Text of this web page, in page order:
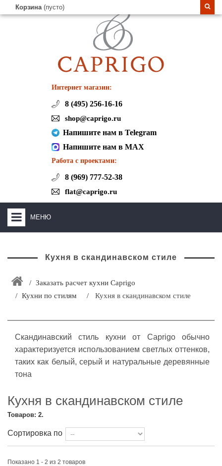
Корзина (пусто)
Интернет магазин:
8 (495) 256-16-16
shop@caprigo.ru
Напишите нам в Telegram
Напишите нам в MAX
Работа с проектами:
8 (969) 777-52-38
flat@caprigo.ru
МЕНЮ
+
ЗАКАЗАТЬ РАСЧЕТ КУХНИ CAPRIGO
ИНТЕРЬЕРНАЯ МЕБЕЛЬ
КАТАЛОГ МЕБЕЛИ ДЛЯ ВАННОЙ КОМНАТЫ
+
САНТЕХНИКА
ДОСТАВКА И ВОЗВРАТ
РАСПРОДАЖА
Кухня в скандинавском стиле
Заказать расчет кухни Caprigo
Кухни по стилям
Кухня в скандинавском стиле
Скандинавский стиль кухни от Caprigo обычно
характеризуется использованием светлых оттенков,
таких как белый, серый и натуральные деревянные
тона
Кухня в скандинавском стиле
Товаров: 2.
Сортировка по
Показано 1 - 2 из 2 товаров